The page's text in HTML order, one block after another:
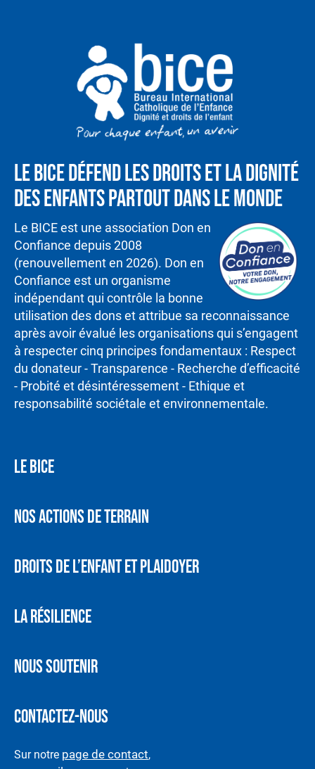
Le BICE défend les droits et la dignité
des enfants partout dans le monde
Le BICE est une association Don en
Confiance depuis 2008
(renouvellement en 2026). Don en
Confiance est un organisme
indépendant qui contrôle la bonne
utilisation des dons et attribue sa reconnaissance
après avoir évalué les organisations qui s’engagent
à respecter cinq principes fondamentaux : Respect
du donateur - Transparence - Recherche d’efficacité
- Probité et désintéressement - Ethique et
responsabilité sociétale et environnementale.
LE BICE
NOS ACTIONS DE TERRAIN
DROITS DE L’ENFANT ET PLAIDOYER
LA RÉSILIENCE
NOUS SOUTENIR
CONTACTEZ-NOUS
Sur notre page de contact,